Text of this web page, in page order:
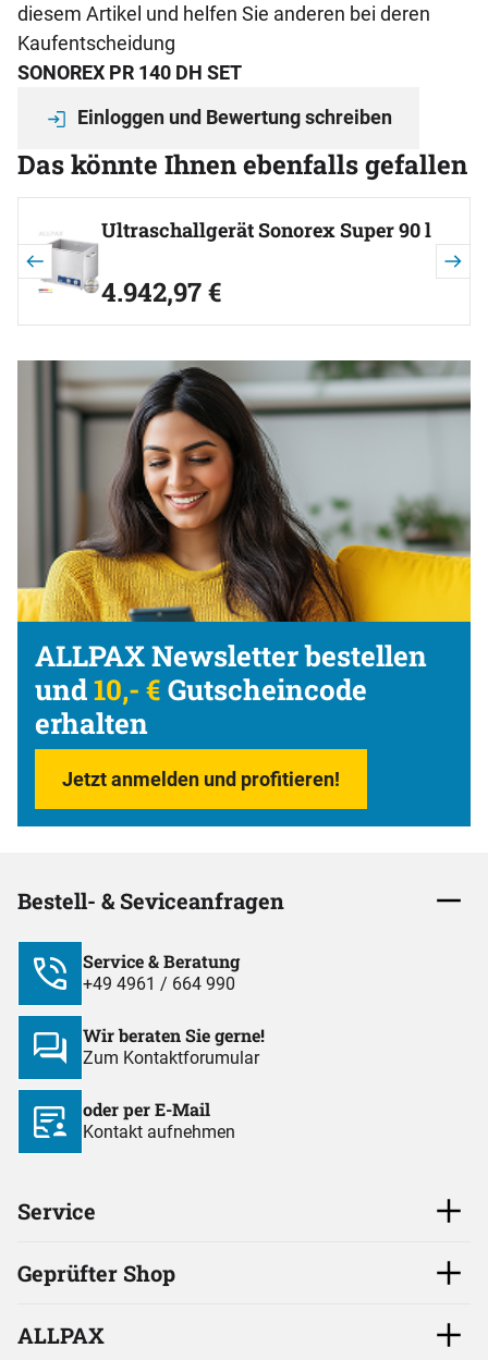
diesem Artikel und helfen Sie anderen bei deren
Kaufentscheidung
SONOREX PR 140 DH SET
Einloggen und Bewertung schreiben
Das könnte Ihnen ebenfalls gefallen
Artikel überspringen
Ultraschallgerät Sonorex Super 90 l
4.942,97€
ALLPAX Newsletter bestellen
und10,- € Gutscheincode
erhalten
Jetzt anmelden und profitieren!
Bestell- & Seviceanfragen
Service & Beratung
+49 4961 / 664 990
Wir beraten Sie gerne!
Zum Kontaktforumular
oder per E-Mail
Kontakt aufnehmen
Service
Geprüfter Shop
ALLPAX